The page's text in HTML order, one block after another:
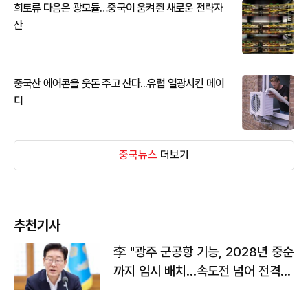
희토류 다음은 광모듈…중국이 움켜쥔 새로운 전략자
산
중국산 에어콘을 웃돈 주고 산다...유럽 열광시킨 메이
디
중국뉴스 더보기
추천기사
李 "광주 군공항 기능, 2028년 중순
까지 임시 배치…속도전 넘어 전격